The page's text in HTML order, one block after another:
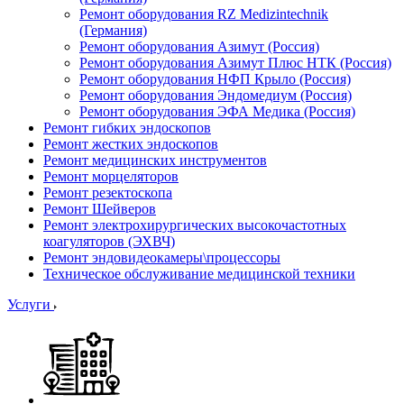
Ремонт оборудования RZ Medizintechnik
(Германия)
Ремонт оборудования Азимут (Россия)
Ремонт оборудования Азимут Плюс НТК (Россия)
Ремонт оборудования НФП Крыло (Россия)
Ремонт оборудования Эндомедиум (Россия)
Ремонт оборудования ЭФА Медика (Россия)
Ремонт гибких эндоскопов
Ремонт жестких эндоскопов
Ремонт медицинских инструментов
Ремонт морцеляторов
Ремонт резектоскопа
Ремонт Шейверов
Ремонт электрохирургических высокочастотных
коагуляторов (ЭХВЧ)
Ремонт эндовидеокамеры\процессоры
Техническое обслуживание медицинской техники
Услуги